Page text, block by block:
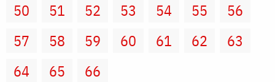
50
51 52 53 54 55
56
57
58 59 60 61 62
63
64
65 66